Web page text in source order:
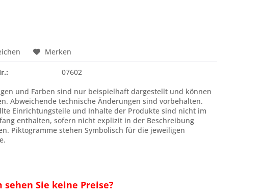
Merken
07602
und Farben sind nur beispielhaft dargestellt und können
Abweichende technische Änderungen sind vorbehalten.
Einrichtungsteile und Inhalte der Produkte sind nicht im
enthalten, sofern nicht explizit in der Beschreibung
Piktogramme stehen Symbolisch für die jeweiligen
sehen Sie keine Preise?